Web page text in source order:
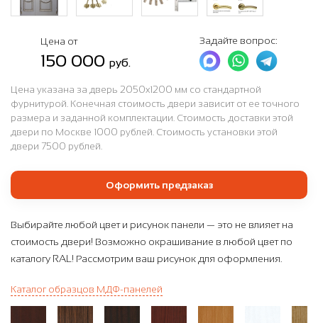
Цена от
150 000руб.
Задайте вопрос:
Цена указана за дверь 2050x1200 мм со стандартной
фурнитурой. Конечная стоимость двери зависит от ее точного
размера и заданной комплектации. Стоимость доставки этой
двери по Москве 1000 рублей. Стоимость установки этой
двери 7500 рублей.
Оформить предзаказ
Выбирайте любой цвет и рисунок панели — это не влияет на
стоимость двери! Возможно окрашивание в любой цвет по
каталогу RAL! Рассмотрим ваш рисунок для оформления.
Каталог образцов МДФ-панелей